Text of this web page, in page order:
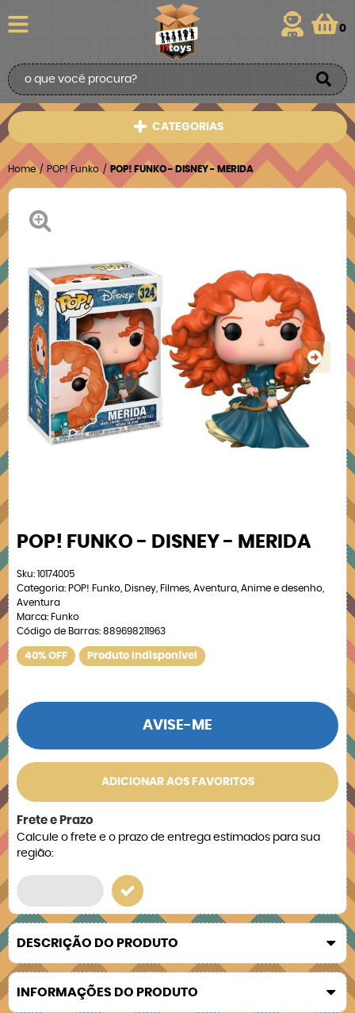
0
CATEGORIAS
Home POP! Funko POP! FUNKO - DISNEY - MERIDA
POP! FUNKO - DISNEY - MERIDA
Sku: 10174005
Categoria: POP! Funko Disney Filmes Aventura Anime e desenho
Aventura
Marca: Funko
Código de Barras: 889698211963
40% OFF Produto Indisponível
AVISE-ME
ADICIONAR AOS FAVORITOS
Frete e Prazo
Calcule o frete e o prazo de entrega estimados para sua
região:
DESCRIÇÃO DO PRODUTO
INFORMAÇÕES DO PRODUTO